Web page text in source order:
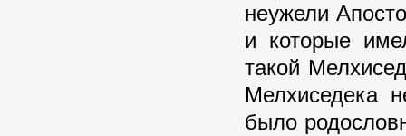
неужели
и которые
такой
Мелхиседека
было